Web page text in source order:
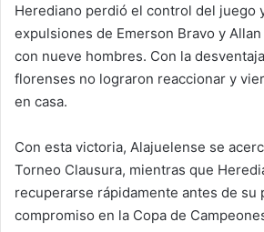
Herediano perdió el control del juego
expulsiones de Emerson Bravo y
con nueve hombres. Con la
florenses no lograron reaccionar y
en casa.
Con esta victoria, Alajuelense se
Torneo Clausura, mientras que
recuperarse rápidamente antes de su
compromiso en la Copa de